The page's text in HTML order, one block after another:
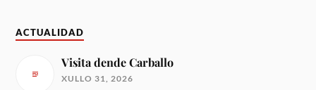
ACTUALIDAD
Visita dende Carballo
XULLO 31, 2026